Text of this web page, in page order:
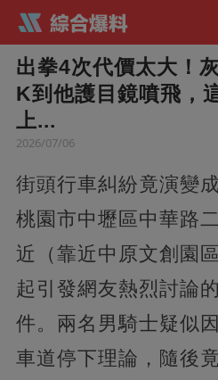
出拳4次代價太大！
K到他護目鏡噴飛，
上...
2026/07/06
街頭行車糾紛竟演變
桃園市中壢區中華路
近（靠近中原文創園
起引發網友熱烈討論
件。兩名男騎士疑似
車道停下理論，隨後